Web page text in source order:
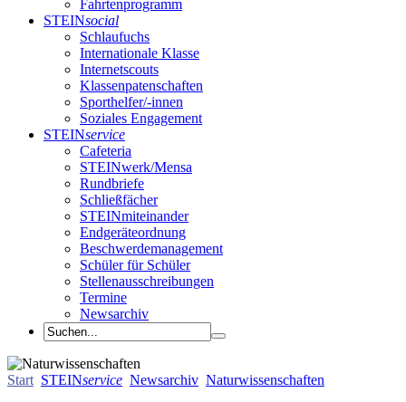
Fahrtenprogramm
STEINsocial
Schlaufuchs
Internationale Klasse
Internetscouts
Klassenpatenschaften
Sporthelfer/-innen
Soziales Engagement
STEINservice
Cafeteria
STEINwerk/Mensa
Rundbriefe
Schließfächer
STEINmiteinander
Endgeräteordnung
Beschwerdemanagement
Schüler für Schüler
Stellenausschreibungen
Termine
Newsarchiv
Start STEINservice Newsarchiv Naturwissenschaften